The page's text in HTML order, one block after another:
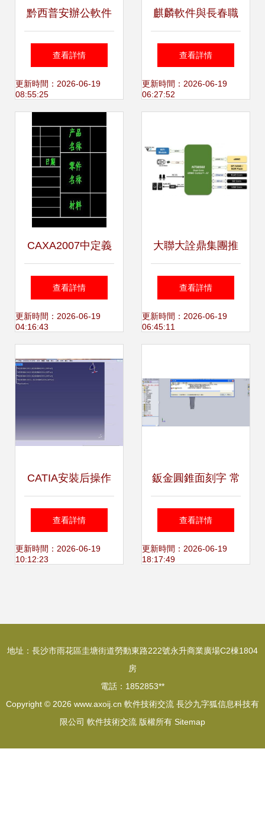
黔西普安辦公軟件
培訓學校測評 選擇
優質培訓機構與軟
查看詳情
更新時間：2026-06-19
08:55:25
麒麟軟件與長春職
業技術學院成功聯
辦軟件技術交流研
查看詳情
更新時間：2026-06-19
06:27:52
CAXA2007中定義
標題欄時表格單元
格文字換行方法
查看詳情
更新時間：2026-06-19
04:16:43
大聯大詮鼎集團推
出基于聯詠科技產
品的低功耗監控系
查看詳情
更新時間：2026-06-19
06:45:11
CATIA安裝后操作
界面工具消失的解
決方案
查看詳情
更新時間：2026-06-19
10:12:23
鈑金圓錐面刻字 常
見問題與CAD軟件
解決方案
查看詳情
更新時間：2026-06-19
18:17:49
地址：長沙市雨花區圭塘街道勞動東路222號永升商業廣場C2棟1804
房
電話：1852853**
Copyright © 2026 www.axoij.cn 軟件技術交流 長沙九字狐信息科技有
限公司 軟件技術交流 版權所有 Sitemap